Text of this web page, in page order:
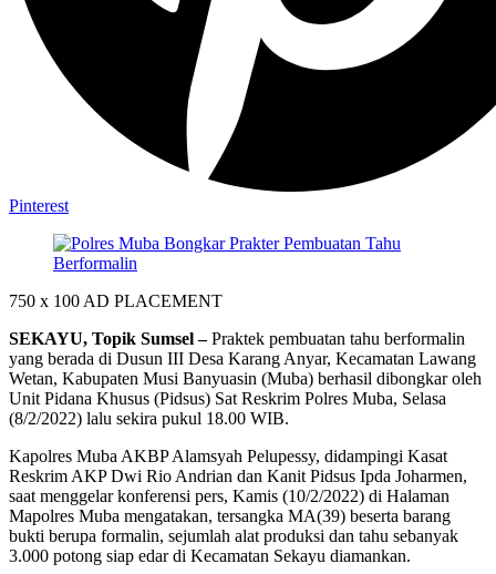
Pinterest
750 x 100 AD PLACEMENT
SEKAYU, Topik Sumsel –Praktek pembuatan tahu berformalin
yang berada di Dusun III Desa Karang Anyar, Kecamatan Lawang
Wetan, Kabupaten Musi Banyuasin (Muba) berhasil dibongkar oleh
Unit Pidana Khusus (Pidsus) Sat Reskrim Polres Muba, Selasa
(8/2/2022) lalu sekira pukul 18.00 WIB.
Kapolres Muba AKBP Alamsyah Pelupessy, didampingi Kasat
Reskrim AKP Dwi Rio Andrian dan Kanit Pidsus Ipda Joharmen,
saat menggelar konferensi pers, Kamis (10/2/2022) di Halaman
Mapolres Muba mengatakan, tersangka MA(39) beserta barang
bukti berupa formalin, sejumlah alat produksi dan tahu sebanyak
3.000 potong siap edar di Kecamatan Sekayu diamankan.